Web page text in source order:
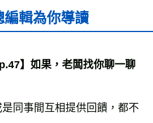
編輯為你導讀
】 如果，老闆找你聊一聊
同事間互相提供回饋，都不